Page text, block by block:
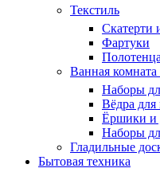
Текстиль
Скатерти
Фартуки
Ванная комната
Наборы
Вёдра для
Ёршики и
Наборы
Гладильные
Бытовая техника